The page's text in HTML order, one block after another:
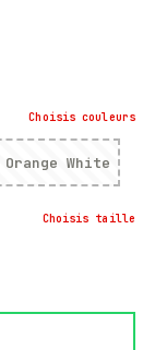
Choisis couleurs
White
Choisis taille